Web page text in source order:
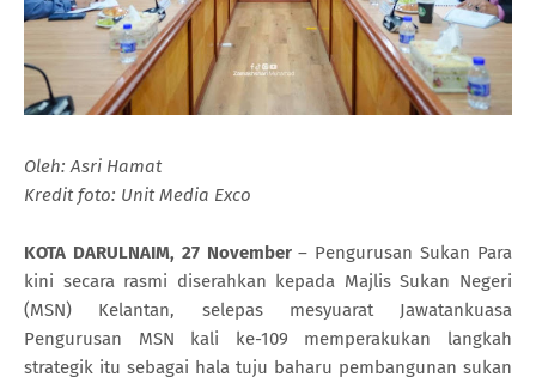
Oleh: Asri Hamat
Kredit foto: Unit Media Exco
KOTA DARULNAIM, 27 November– Pengurusan Sukan Para
kini secara rasmi diserahkan kepada Majlis Sukan Negeri
(MSN) Kelantan, selepas mesyuarat Jawatankuasa
Pengurusan MSN kali ke-109 memperakukan langkah
strategik itu sebagai hala tuju baharu pembangunan sukan